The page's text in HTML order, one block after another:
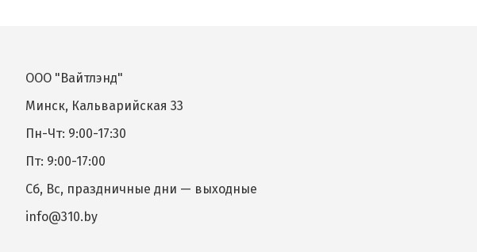
ООО "Вайтлэнд"
Минск, Кальварийская 33
Пн-Чт: 9:00-17:30
Пт: 9:00-17:00
Сб, Вс, праздничные дни — выходные
info@310.by